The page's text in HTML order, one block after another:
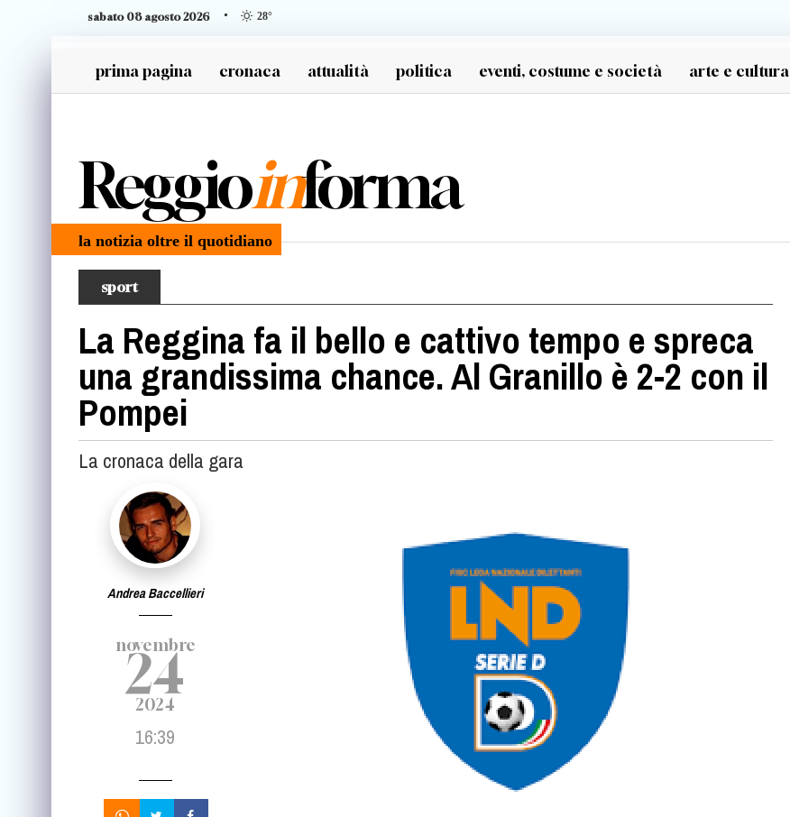
sabato 08 agosto 2026 28°
prima pagina cronaca attualità politica eventi, costume e società arte e cultura
Reggioinforma
la notizia oltre il quotidiano
sport
La Reggina fa il bello e cattivo tempo e spreca
una grandissima chance. Al Granillo è 2-2 con il
Pompei
La cronaca della gara
Andrea Baccellieri
novembre
24
2024
16:39